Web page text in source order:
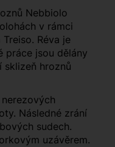
Nebbiolo
v rámci
Réva je
práce jsou dělány
sklizeň hroznů
Následné zrání
sudech.
uzávěrem.